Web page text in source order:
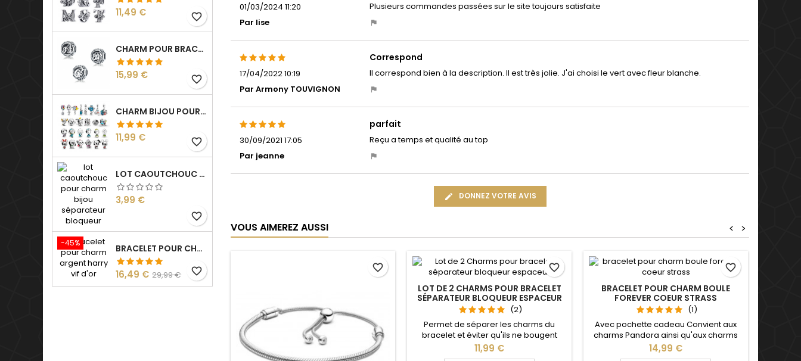
Prix
11,49 € favorite_border
CHARM POUR BRACELET BOULE LETTRE ALPHABET PRÉNOM
Prix
15,99 € favorite_border
CHARM BIJOU POUR BRACELET COLLECTION DESSIN ANIMÉ
Prix
11,99 € favorite_border
LOT CAOUTCHOUC POUR CHARM BIJOU SÉPARATEUR BLOQUEUR
Prix
3,99 €
favorite_border
-45% BRACELET POUR CHARM ARGENT HARRY VIF D'OR
Prix
16,49 € Prix
de
29,99 € favorite_border
01/03/2024 11:20
Par lise
Plusieurs commandes passées sur le site toujours satisfaite
17/04/2022 10:19
Par Armony TOUVIGNON
Correspond
Il correspond bien à la description. Il est très jolie. J'ai choisi le vert avec fleur blanche.
30/09/2021 17:05
Par jeanne
parfait
Reçu a temps et qualité au top
DONNEZ VOTRE AVIS
VOUS AIMEREZ AUSSI >
<
favorite_border
LOT DE 2 CHARMS POUR BRACELET
SÉPARATEUR BLOQUEUR ESPACEUR
(2)
Permet de séparer les charms du
bracelet et éviter qu'ils ne bougent
Compatible avec les bracelets
Pandora, Gnoce et les bracelets charm
Prix
11,99 €
favorite_border
BRACELET POUR CHARM BOULE
FOREVER COEUR STRASS
(1)
Avec pochette cadeau Convient aux
charms Pandora ainsi qu'aux charms
de notre site idéal pour : Noël, Saint
Valentin, anniversaire, cadeau, fête
Prix
14,99 €
favorite_border